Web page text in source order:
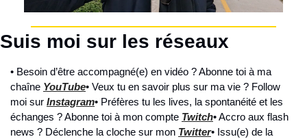
Suis moi sur les réseaux
• Besoin d’être accompagné(e) en vidéo ? Abonne toi à ma
chaîne YouTube• Veux tu en savoir plus sur ma vie ? Follow
moi sur Instagram• Préfères tu les lives, la spontanéité et les
échanges ? Abonne toi à mon compte Twitch• Accro aux flash
news ? Déclenche la cloche sur mon Twitter• Issu(e) de la